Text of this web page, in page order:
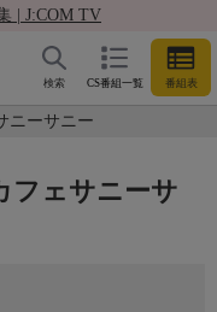
| J:COM TV
CS番組一覧 番組表
検索
ニーサニー
フェサニーサ